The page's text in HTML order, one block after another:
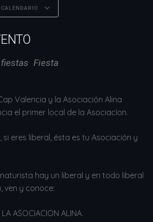
Fiesta
Valencia y la Asociación Alina
el primer local de la Asociacíon.
si eres liberal, ésta es tu Asociación y
hay un liberal y en todo liberal
ven y conoce:
ASOCIACION ALINA.